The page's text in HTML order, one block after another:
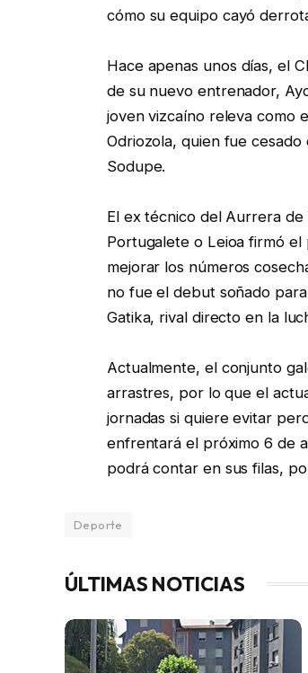
cómo su equipo cayó
Hace apenas unos días, el
de su nuevo entrenador,
joven vizcaíno releva como
Odriozola, quien fue
Sodupe.
El ex técnico del Aurrera
Portugalete o Leioa firmó
mejorar los números
no fue el debut soñado
Gatika, rival directo en la
Actualmente, el conjunto
arrastres, por lo que el
jornadas si quiere evitar
enfrentará el próximo 6 de
podrá contar en sus filas,
Deporte
ÚLTIMAS NOTICIAS